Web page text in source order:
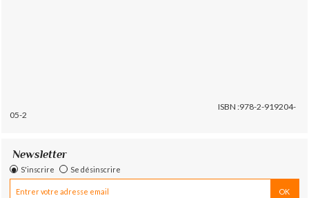
ISBN :978-2-919204-
05-2
Newsletter
S'inscrire Se désinscrire